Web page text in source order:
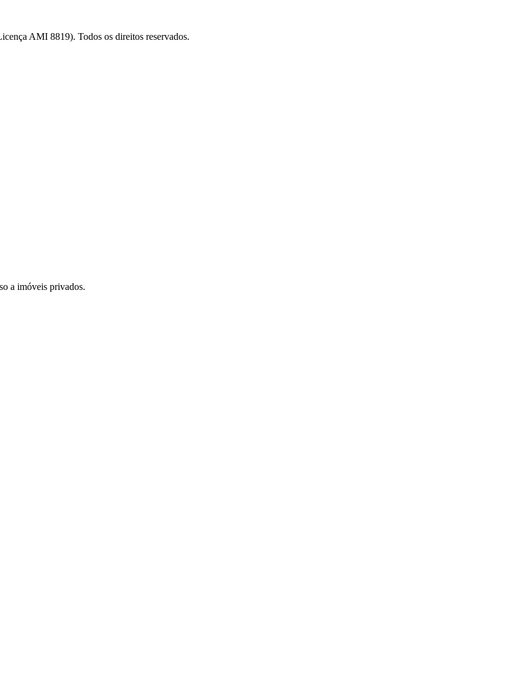
AMI 8819). Todos os direitos reservados.
a imóveis privados.